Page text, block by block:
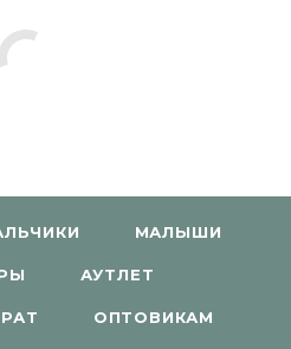
МАЛЫШИ
АУТЛЕТ
ОПТОВИКАМ